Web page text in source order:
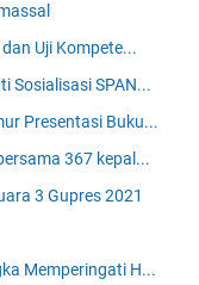
Uji Kompete...
Sosialisasi SPAN...
Presentasi Buku...
367 kepal...
3 Gupres 2021
Memperingati H...